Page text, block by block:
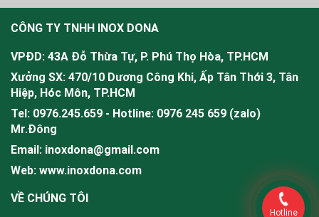
CÔNG TY TNHH INOX DONA
VPĐD: 43A Đỗ Thừa Tự, P. Phú Thọ Hòa, TP.HCM
Xưởng SX: 470/10 Dương Công Khi, Ấp Tân Thới 3, Tân
Hiệp, Hóc Môn, TP.HCM
Tel: 0976.245.659 - Hotline: 0976 245 659 (zalo)
Mr.Đông
Email: inoxdona@gmail.com
Web: www.inoxdona.com
VỀ CHÚNG TÔI
Hotline